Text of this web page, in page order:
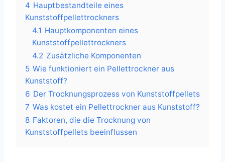
4 Hauptbestandteile eines
Kunststoffpellettrockners
4.1 Hauptkomponenten eines
Kunststoffpellettrockners
4.2 Zusätzliche Komponenten
5 Wie funktioniert ein Pellettrockner aus
Kunststoff?
6 Der Trocknungsprozess von Kunststoffpellets
7 Was kostet ein Pellettrockner aus Kunststoff?
8 Faktoren, die die Trocknung von
Kunststoffpellets beeinflussen